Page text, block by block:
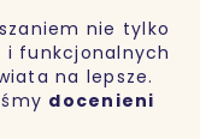
nie tylko
i funkcjonalnych
na lepsze.
docenieni